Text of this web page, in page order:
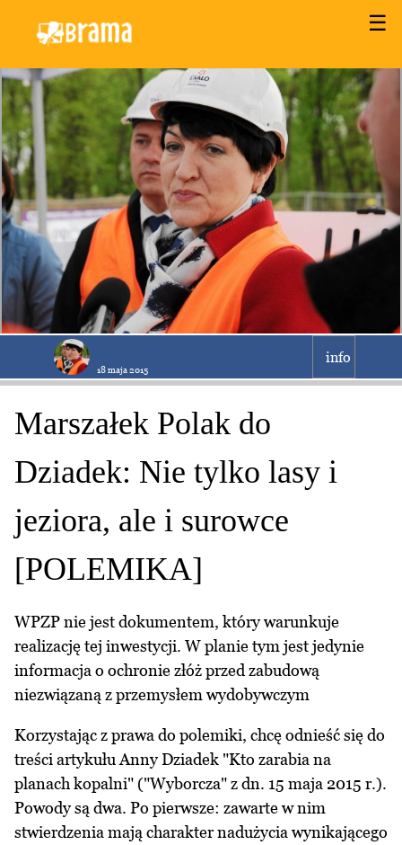
☰
18 maja 2015
info
Marszałek Polak do
Dziadek: Nie tylko lasy i
jeziora, ale i surowce
[POLEMIKA]
WPZP nie jest dokumentem, który warunkuje
realizację tej inwestycji. W planie tym jest jedynie
informacja o ochronie złóż przed zabudową
niezwiązaną z przemysłem wydobywczym
Korzystając z prawa do polemiki, chcę odnieść się do
treści artykułu Anny Dziadek "Kto zarabia na
planach kopalni" ("Wyborcza" z dn. 15 maja 2015 r.).
Powody są dwa. Po pierwsze: zawarte w nim
stwierdzenia mają charakter nadużycia wynikającego